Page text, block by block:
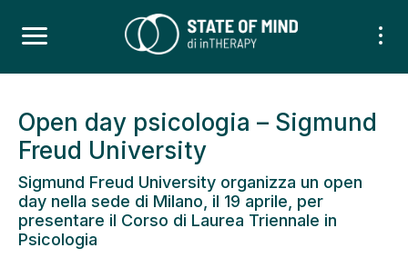
Open day psicologia – Sigmund
Freud University
Sigmund Freud University organizza un open
day nella sede di Milano, il 19 aprile, per
presentare il Corso di Laurea Triennale in
Psicologia